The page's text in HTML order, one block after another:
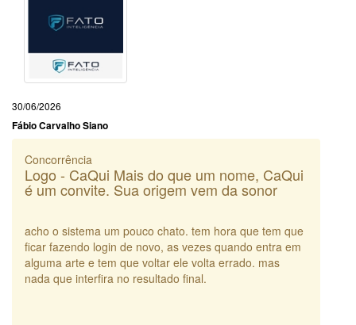
30/06/2026
Fábio Carvalho Siano
Concorrência
Logo - CaQui Mais do que um nome, CaQui
é um convite. Sua origem vem da sonor
acho o sistema um pouco chato. tem hora que tem que
ficar fazendo login de novo, as vezes quando entra em
alguma arte e tem que voltar ele volta errado. mas
nada que interfira no resultado final.